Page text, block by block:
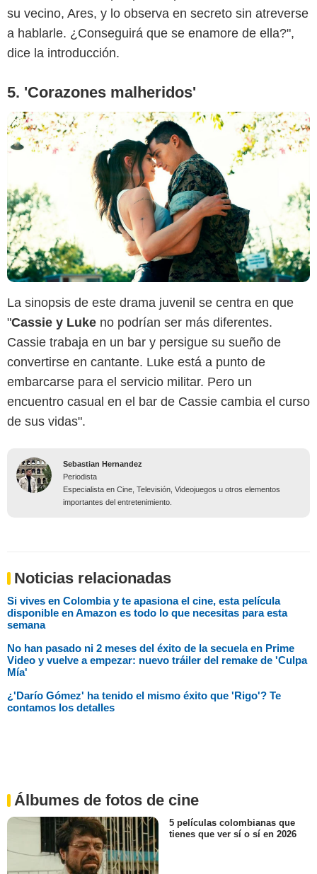
su vecino, Ares, y lo observa en secreto sin atreverse
a hablarle. ¿Conseguirá que se enamore de ella?",
dice la introducción.
5. 'Corazones malheridos'
La sinopsis de este drama juvenil se centra en que
"Cassie y Luke no podrían ser más diferentes.
Cassie trabaja en un bar y persigue su sueño de
convertirse en cantante. Luke está a punto de
embarcarse para el servicio militar. Pero un
encuentro casual en el bar de Cassie cambia el curso
de sus vidas".
Sebastian Hernandez
Periodista
Especialista en Cine, Televisión, Videojuegos u otros elementos
importantes del entretenimiento.
Noticias relacionadas
Si vives en Colombia y te apasiona el cine, esta película
disponible en Amazon es todo lo que necesitas para esta
semana
No han pasado ni 2 meses del éxito de la secuela en Prime
Video y vuelve a empezar: nuevo tráiler del remake de 'Culpa
Mía'
¿'Darío Gómez' ha tenido el mismo éxito que 'Rigo'? Te
contamos los detalles
Álbumes de fotos de cine
5 películas colombianas que
tienes que ver sí o sí en 2026